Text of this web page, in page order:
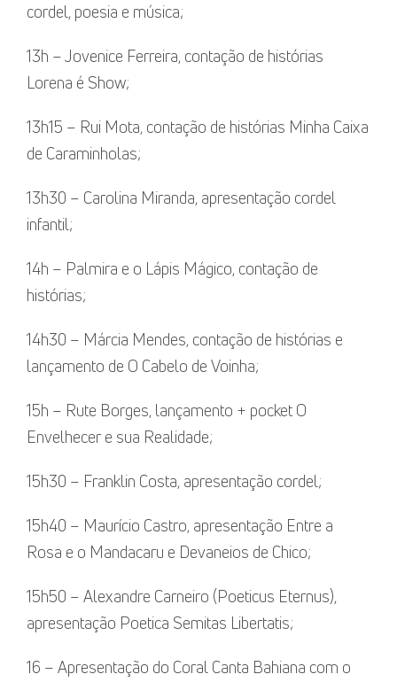
cordel, poesia e música;
13h – Jovenice Ferreira, contação de histórias
Lorena é Show;
13h15 – Rui Mota, contação de histórias Minha Caixa
de Caraminholas;
13h30 – Carolina Miranda, apresentação cordel
infantil;
14h – Palmira e o Lápis Mágico, contação de
histórias;
14h30 – Márcia Mendes, contação de histórias e
lançamento de O Cabelo de Voinha;
15h – Rute Borges, lançamento + pocket O
Envelhecer e sua Realidade;
15h30 – Franklin Costa, apresentação cordel;
15h40 – Maurício Castro, apresentação Entre a
Rosa e o Mandacaru e Devaneios de Chico;
15h50 – Alexandre Carneiro (Poeticus Eternus),
apresentação Poetica Semitas Libertatis;
16 – Apresentação do Coral Canta Bahiana com o